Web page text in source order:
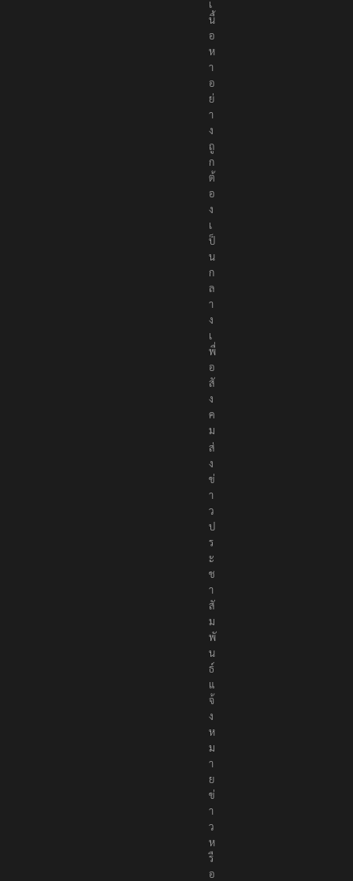
เ
นื้
อ
ห
า
อ
ย่
า
ง
ถู
ก
ต้
อ
ง
เ
ป็
น
ก
ล
า
ง
เ
พื่
อ
สั
ง
ค
ม
ส่
ง
ข่
า
ว
ป
ร
ะ
ช
า
สั
ม
พั
น
ธ์
แ
จ้
ง
ห
ม
า
ย
ข่
า
ว
ห
รื
อ